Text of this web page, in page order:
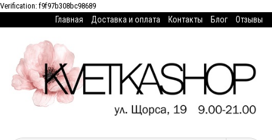
Verification: f9f97b308bc98689
Главная Доставка и оплата Контакты Блог Отзывы